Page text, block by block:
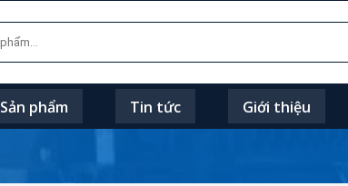
Sản phẩm Tin tức Giới thiệu